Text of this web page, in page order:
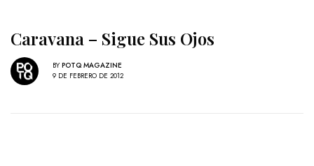
Caravana – Sigue Sus Ojos
BY POTQ MAGAZINE
9 DE FEBRERO DE 2012